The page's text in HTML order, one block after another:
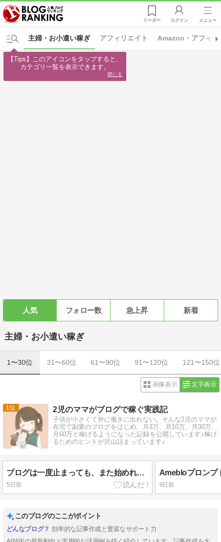
リーダー ログイン メニュー
アフィリエイト Amazon・アフィリ
主婦・お小遣い稼ぎ
人気 フォロー数 急上昇 新着
主婦・お小遣い稼ぎ
1〜30位 31〜60位 61〜90位 91〜120位 121〜150位
画像表示 文字表示
1 2児のママがブログで稼ぐ実践記
子供が小さくて外に働きに出れない。そんな2児のママが
在宅で副業のブログをはじめ、月3万、月10万、月30万、
月60万と稼げるようになった記録を公開しています♪稼げ
るためのヒントが沢山詰まっています♪
ブログは一度止まっても、また始めればOK♪
5日前 9日前
このブログのここがポイント
効率的な記事作成と豊富なサポート力
【Tips】このアイコンをタップすると、
カテゴリ一覧を表示できます。
閉じる